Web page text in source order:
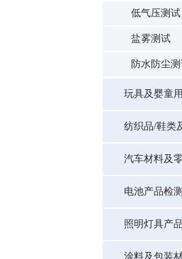
低气压测试
盐雾测试
防水防尘
玩具及婴童
纺织品/鞋类
汽车材料及
电池产品检
照明灯具产
涂料及包装